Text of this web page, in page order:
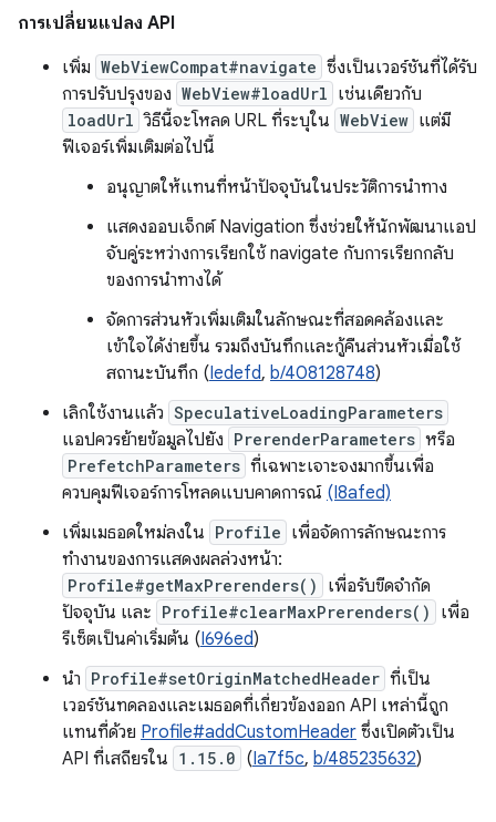
การเปลี่ยนแปลง API
เพิ่ม WebViewCompat#navigate ซึ่งเป็นเวอร์ชันที่ได้รับ
การปรับปรุงของ WebView#loadUrl เช่นเดียวกับ
loadUrl วิธีนี้จะโหลด URL ที่ระบุใน WebView แต่มี
ฟีเจอร์เพิ่มเติมต่อไปนี้
อนุญาตให้แทนที่หน้าปัจจุบันในประวัติการนำทาง
แสดงออบเจ็กต์ Navigation ซึ่งช่วยให้นักพัฒนาแอป
จับคู่ระหว่างการเรียกใช้ navigate กับการเรียกกลับ
ของการนำทางได้
จัดการส่วนหัวเพิ่มเติมในลักษณะที่สอดคล้องและ
เข้าใจได้ง่ายขึ้น รวมถึงบันทึกและกู้คืนส่วนหัวเมื่อใช้
สถานะบันทึก (Iedefd, b/408128748)
เลิกใช้งานแล้ว SpeculativeLoadingParameters
แอปควรย้ายข้อมูลไปยัง PrerenderParameters หรือ
PrefetchParameters ที่เฉพาะเจาะจงมากขึ้นเพื่อ
ควบคุมฟีเจอร์การโหลดแบบคาดการณ์ (I8afed)
เพิ่มเมธอดใหม่ลงใน Profile เพื่อจัดการลักษณะการ
ทำงานของการแสดงผลล่วงหน้า:
Profile#getMaxPrerenders()
เพื่อรับขีดจำกัด
ปัจจุบัน และ Profile#clearMaxPrerenders()
เพื่อ
รีเซ็ตเป็นค่าเริ่มต้น (I696ed)
นำ Profile#setOriginMatchedHeader ที่เป็น
เวอร์ชันทดลองและเมธอดที่เกี่ยวข้องออก API เหล่านี้ถูก
แทนที่ด้วย Profile#addCustomHeader ซึ่งเปิดตัวเป็น
API ที่เสถียรใน 1.15.0 (Ia7f5c, b/485235632)